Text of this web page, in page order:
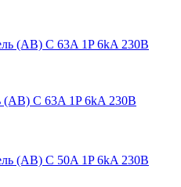
(АВ) C 63A 1P 6kA 230В